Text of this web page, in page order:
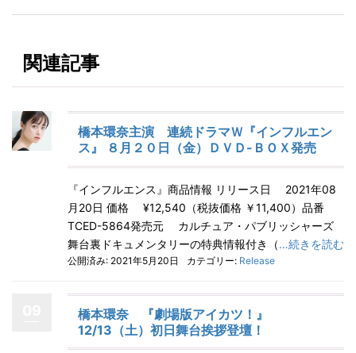
関連記事
橋本環奈主演 連続ドラマＷ『インフルエン
ス』 ８月２０日（金）ＤＶＤ-ＢＯＸ発売
『インフルエンス』商品情報 リリース日 2021年08
月20日 価格 ¥12,540（税抜価格 ￥11,400）品番
TCED-5864発売元 カルチュア・パブリッシャーズ
舞台裏ドキュメンタリーの特典情報付き（…続きを読む
公開済み: 2021年5月20日 カテゴリー: Release
橋本環奈 『劇場版アイカツ！』
12/13（土）初日舞台挨拶登壇！